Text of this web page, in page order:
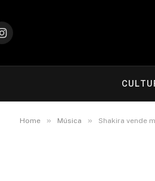
Instagram
Home » Música » Shakira vende